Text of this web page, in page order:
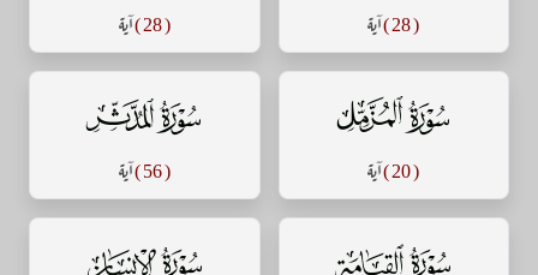
( 28 ) آية ( 28 ) آية
سورة المزمل
( 20 ) آية
سورة المدثر
( 56 ) آية
سورة القيامة سورة الإنسان